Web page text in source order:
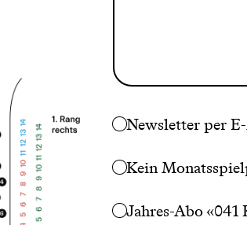
Newsletter per
Kein
Jahres-Abo